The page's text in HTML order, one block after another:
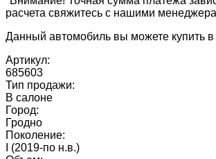
расчета свяжитесь с нашими
Данный автомобиль вы можете купить в
Артикул:
685603
Тип продажи:
В салоне
Город:
Гродно
Поколение:
I (2019-по н.в.)